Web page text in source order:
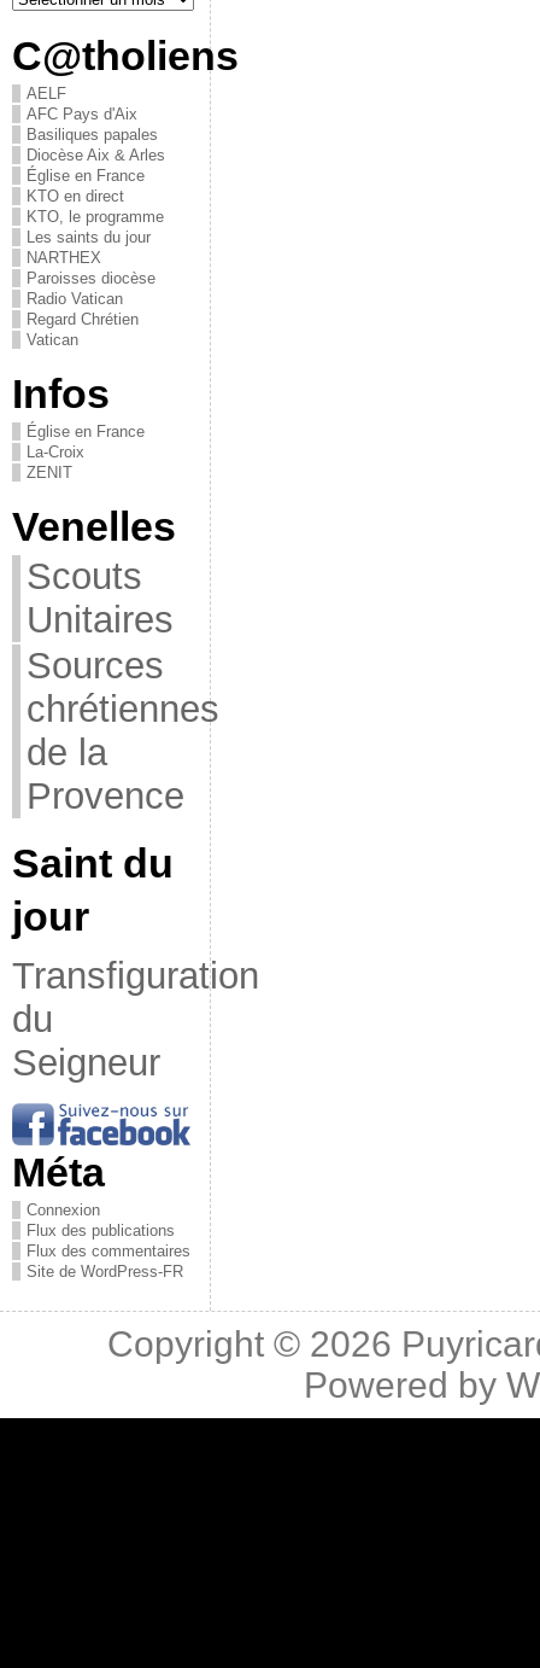
C@tholiens
AELF
AFC Pays d'Aix
Basiliques papales
Diocèse Aix & Arles
Église en France
KTO en direct
KTO, le programme
Les saints du jour
NARTHEX
Paroisses diocèse
Radio Vatican
Regard Chrétien
Vatican
Infos
Église en France
La-Croix
ZENIT
Venelles
Scouts
Unitaires
Sources
chrétiennes
de la
Provence
Saint du
jour
Transfiguration
du
Seigneur
Méta
Connexion
Flux des publications
Flux des commentaires
Site de WordPress-FR
Copyright © 2026
Powered by